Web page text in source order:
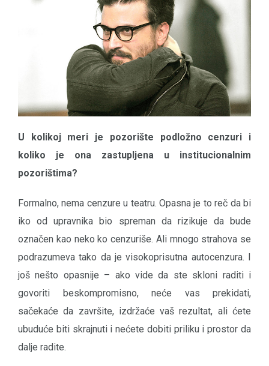
U kolikoj meri je pozorište podložno cenzuri i
koliko je ona zastupljena u institucionalnim
pozorištima?
Formalno, nema cenzure u teatru. Opasna je to reč da bi
iko od upravnika bio spreman da rizikuje da bude
označen kao neko ko cenzuriše. Ali mnogo strahova se
podrazumeva tako da je visokoprisutna autocenzura. I
još nešto opasnije – ako vide da ste skloni raditi i
govoriti beskompromisno, neće vas prekidati,
sačekaće da završite, izdržaće vaš rezultat, ali ćete
ubuduće biti skrajnuti i nećete dobiti priliku i prostor da
dalje radite.